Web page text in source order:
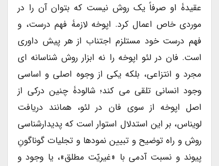
عقیدۀ او صرفاً یک روش نیست که بتوان آن را در
موردی خاص اعمال کرد. اپوخه لازمۀ فهم درست، و
فهم درست خود مستلزم اجتناب از هر پیش داوری
است. فان در لئو اپوخه را نه ابزار روش شناسانه ای
مجرد و انتزاعی، بلکه یکی از وجوه اصلی و اساسی
وجود انسانی تلقی می کند؛ شالودۀ چنین درکی از
اصل اپوخه از سوی فان در لئو، همانند دریافت
لویناس، بر این استدلال استوار است که پدیدارشناسی
روش و راه توضیح و تبیین نمودها و تجلیات گوناگونِ
پیوند و نسبت آدمی با «غیریّت مطلق»، یا وجود و